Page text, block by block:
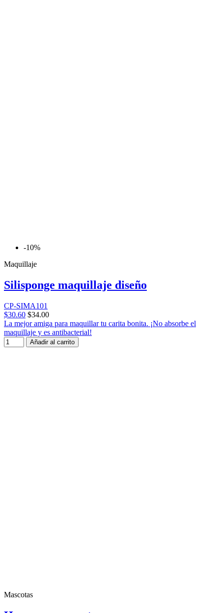
-10%
Maquillaje
Silisponge maquillaje diseño
CP-SIMA101
$30.60 $34.00
La mejor amiga para maquillar tu carita bonita. ¡No absorbe el
maquillaje y es antibacterial!
Añadir al carrito
Mascotas